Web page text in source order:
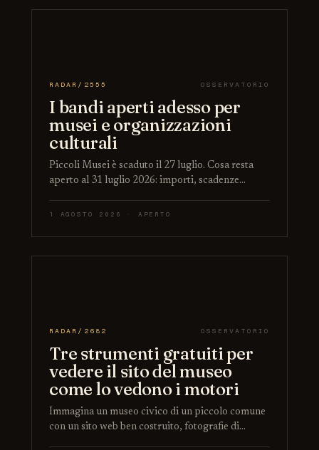
RADAR/2555 OSSERVATORIO
I bandi aperti adesso per
musei e organizzazioni
culturali
Piccoli Musei è scaduto il 27 luglio. Cosa resta
aperto al 31 luglio 2026: importi, scadenze…
1 AGOSTO 2026 · APERTO
RADAR/2682 OSSERVATORIO
Tre strumenti gratuiti per
vedere il sito del museo
come lo vedono i motori
Immagina un museo civico di un piccolo comune
con un sito web ben costruito, fotografie di…